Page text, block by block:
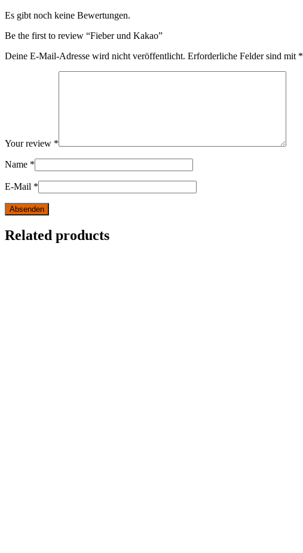
Es gibt noch keine Bewertungen.
Be the first to review “Fieber und Kakao”
Deine E-Mail-Adresse wird nicht veröffentlicht. Erforderliche Felder sind mit *
Your review *
Name *
E-Mail *
Related products